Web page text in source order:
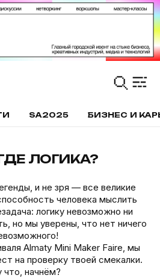
SA2025 БИЗНЕС И
ЛОГИКА?
и не зря — все великие
человека мыслить
логику невозможно ни
но мы уверены, что нет ничего
Almaty Mini Maker Faire, мы
на проверку твоей смекалки.
что, начнём?